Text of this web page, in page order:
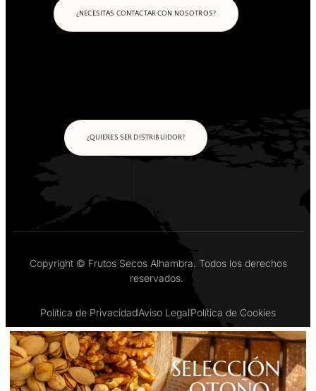
¿NECESITAS CONTACTAR CON NOSOTROS?
¿QUIERES SER DISTRIBUIDOR?
Copyright © Frutos Secos Alhambra. Todos los derechos
reservados.
Política de PrivacidadAviso LegalPolítica de Cookies